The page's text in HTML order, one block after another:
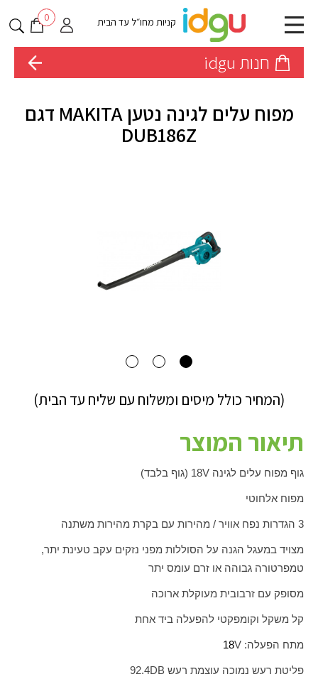
קניות מחו״ל עד הבית 0
חנות idgu
מפוח עלים לגינה נטען MAKITA דגם
DUB186Z
(המחיר כולל מיסים ומשלוח עם שליח עד הבית)
תיאור המוצר
גוף מפוח עלים לגינה V18 (גוף בלבד)
מפוח אלחוטי
3 הגדרות נפח אוויר / מהירות עם בקרת מהירות משתנה
מצויד במעגל הגנה על הסוללות מפני נזקים עקב טעינת יתר,
טמפרטורה גבוהה או זרם עומס יתר
מסופק עם זרבובית מעוקלת ארוכה
קל משקל וקומפקטי להפעלה ביד אחת
מתח הפעלה: V
18
פליטת רעש נמוכה עוצמת רעש DB
92.4